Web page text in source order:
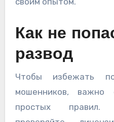
Как не
развод
Чтобы избежать
мошенников, важно
простых правил.